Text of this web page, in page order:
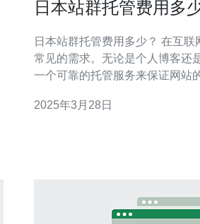
日本站群托管费用多
日本站群托管费用多少？ 在互联网时代，网站托管是一个
常见的需求。无论是个人博客还
一个可靠的托管服务来保证网站
费用是非常重要的。 日本站群托管的费用因不同的托管服
2025年3月28日